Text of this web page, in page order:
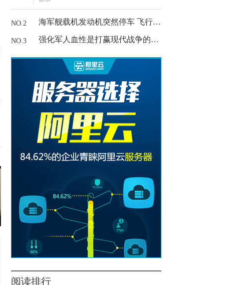
NO.2 海军舰载机发动机突然停车 飞行员一秒救回
NO.3 强化军人血性是打赢现代战争的金钥匙
阅读排行